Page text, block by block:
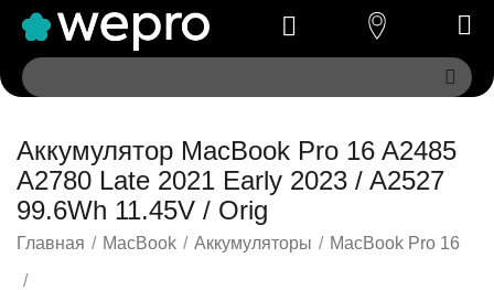
Аккумулятор MacBook Pro 16 A2485
A2780 Late 2021 Early 2023 / A2527
99.6Wh 11.45V / Orig
Главная / MacBook / Аккумуляторы / MacBook Pro 16
/